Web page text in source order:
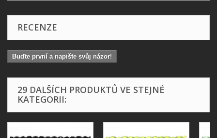
RECENZE
Buďte první a napište svůj názor!
29 DALŠÍCH PRODUKTŮ VE STEJNÉ
KATEGORII: